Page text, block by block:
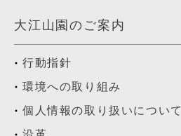
大江山園のご案内
行動指針
環境への取り組み
個人情報の取り扱いについて